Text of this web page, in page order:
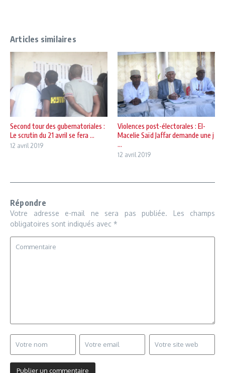
Articles similaires
Second tour des gubernatoriales :
Le scrutin du 21 avril se fera ...
12 avril 2019
Violences post-électorales : El-
Macelie Saïd Jaffar demande une j
...
12 avril 2019
Répondre
Votre adresse e-mail ne sera pas publiée.
Les champs
obligatoires sont indiqués avec *